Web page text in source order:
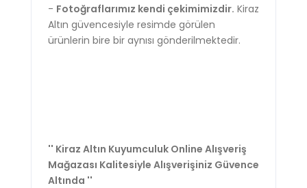
- Fotoğraflarımız kendi çekimimizdir. Kiraz
Altın güvencesiyle resimde görülen
ürünlerin bire bir aynısı gönderilmektedir.
'' Kiraz Altın Kuyumculuk Online Alışveriş
Mağazası Kalitesiyle Alışverişiniz Güvence
Altında ''